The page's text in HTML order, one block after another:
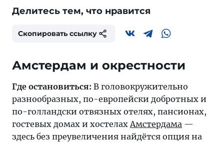
Делитесь тем, что нравится
Скопировать ссылку
Амстердам и окрестности
Где остановиться: В головокружительно
разнообразных, по-европейски добротных и
по-голландски отвязных отелях, пансионах,
гостевых домах и хостелах Амстердама —
здесь без преувеличения найдётся опция на